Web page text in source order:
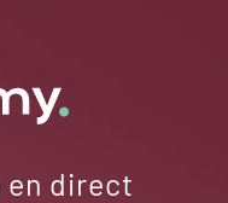
en direct